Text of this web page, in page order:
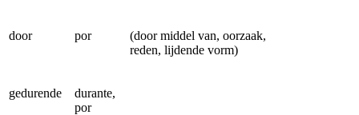
door por
(door middel van, oorzaak,
reden, lijdende vorm)
gedurende
durante,
por